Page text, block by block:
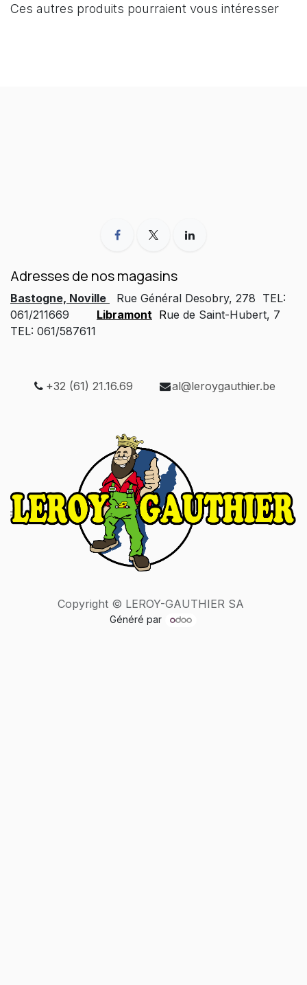
Ces autres produits pourraient vous intéresser
Adresses de nos magasins
Bastogne, Noville
Rue Général Desobry, 278 TEL:
061/211669
Libramont Rue de Saint-Hubert, 7
TEL: 061/587611
+32 (61) 21.16.69 al@leroygauthier.be
Copyright © LEROY-GAUTHIER SA
Généré par